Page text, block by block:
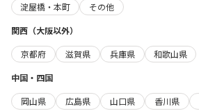
淀屋橋・本町
その他
関西（大阪以外）
京都府
滋賀県 兵庫県
和歌山県
中国・四国
岡山県
広島県 山口県 香川県